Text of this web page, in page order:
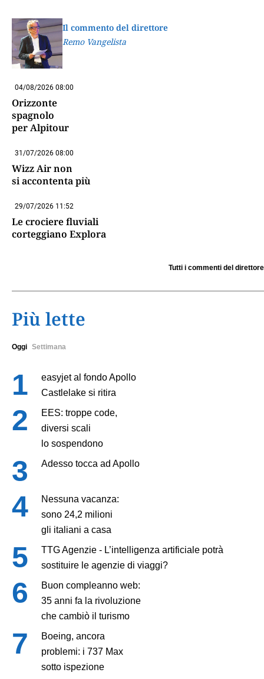
Il commento del direttore
Remo Vangelista
04/08/2026 08:00
Orizzonte
spagnolo
per Alpitour
31/07/2026 08:00
Wizz Air non
si accontenta più
29/07/2026 11:52
Le crociere fluviali
corteggiano Explora
Tutti i commenti del direttore
Più lette
Oggi Settimana
easyjet al fondo Apollo
Castlelake si ritira
EES: troppe code,
diversi scali
lo sospendono
Adesso tocca ad Apollo
Nessuna vacanza:
sono 24,2 milioni
gli italiani a casa
TTG Agenzie - L’intelligenza artificiale potrà
sostituire le agenzie di viaggi?
Buon compleanno web:
35 anni fa la rivoluzione
che cambiò il turismo
Boeing, ancora
problemi: i 737 Max
sotto ispezione